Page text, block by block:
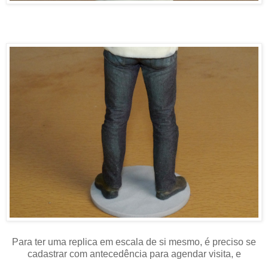
Para ter uma replica em escala de si mesmo, é preciso se
cadastrar com antecedência para agendar visita, e